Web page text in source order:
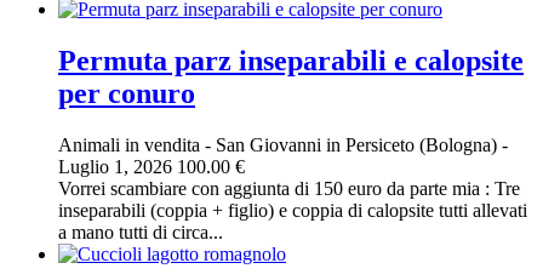
Permuta parz inseparabili e calopsite
per conuro
Animali in vendita - San Giovanni in Persiceto (Bologna) -
Luglio 1, 2026 100.00 €
Vorrei scambiare con aggiunta di 150 euro da parte mia : Tre
inseparabili (coppia + figlio) e coppia di calopsite tutti allevati
a mano tutti di circa...